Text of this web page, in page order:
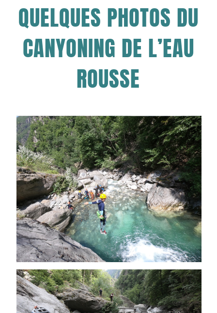
QUELQUES PHOTOS DU
CANYONING DE L’EAU
ROUSSE